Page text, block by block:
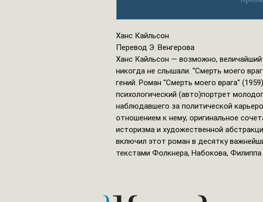
Ханс Кайльсон
Перевод Э. Венгерова
Ханс Кайльсон — возможно,
никогда не слышали. ''Смерть моего
гений. Роман ''Смерть моего врага''
психологический (авто)портрет
наблюдавшего за политической
отношением к нему; оригинальное
историзма и художественной
включил этот роман в десятку
текстами Фолкнера, Набокова, Филиппа